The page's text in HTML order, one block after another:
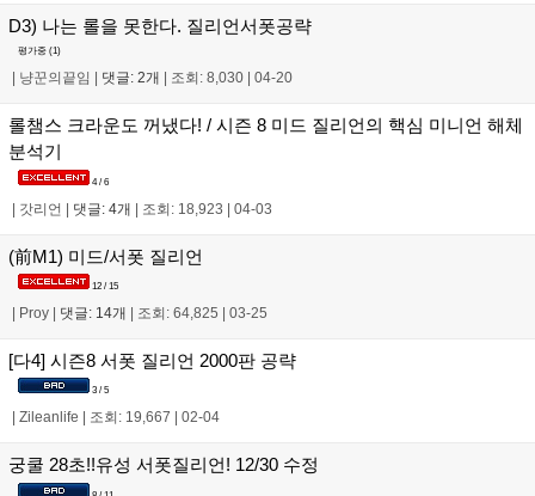
D3) 나는 롤을 못한다. 질리언서폿공략
평가중 (1)
냥꾼의끝임 댓글: 2개 조회: 8,030 04-20
롤챔스 크라운도 꺼냈다! / 시즌 8 미드 질리언의 핵심 미니언 해체
분석기
4 / 6
| 갓리언 | 댓글: 4개 | 조회: 18,923 | 04-03
(前M1) 미드/서폿 질리언
12 / 15
Proy 댓글: 14개 조회: 64,825 03-25
[다4] 시즌8 서폿 질리언 2000판 공략
3 / 5
Zileanlife 조회: 19,667 02-04
궁쿨 28초!!유성 서폿질리언! 12/30 수정